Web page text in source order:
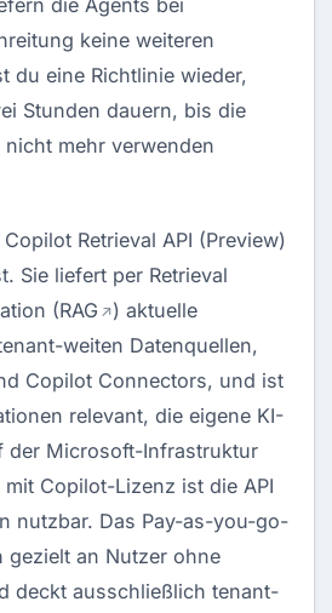
die Agents bei
keine weiteren
du eine Richtlinie wieder,
Stunden dauern, bis die
mehr verwenden
Retrieval API (Preview)
Sie liefert per Retrieval
(RAG
) aktuelle
weiten Datenquellen,
Copilot Connectors, und ist
relevant, die eigene KI-
der Microsoft-Infrastruktur
Copilot-Lizenz ist die API
nutzbar. Das Pay-as-you-go-
gezielt an Nutzer ohne
deckt ausschließlich tenant-